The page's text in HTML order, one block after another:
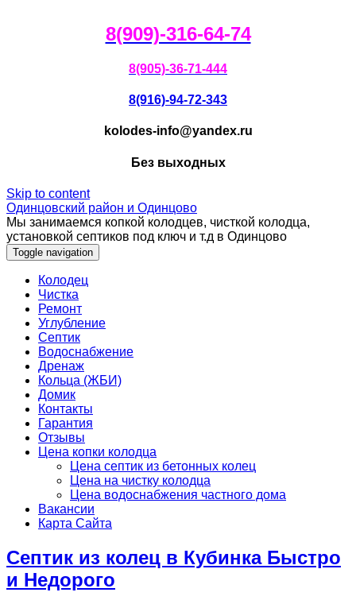
8(909)-316-64-74
8(905)-36-71-444
8(916)-94-72-343
kolodes-info@yandex.ru
Без выходных
Skip to content
Одинцовский район и Одинцово
Мы занимаемся копкой колодцев, чисткой колодца,
установкой септиков под ключ и т.д в Одинцово
Toggle navigation
Колодец
Чистка
Ремонт
Углубление
Септик
Водоснабжение
Дренаж
Кольца (ЖБИ)
Домик
Контакты
Гарантия
Отзывы
Цена копки колодца
Цена септик из бетонных колец
Цена на чистку колодца
Цена водоснабжения частного дома
Вакансии
Карта Сайта
Септик из колец в Кубинка Быстро
и Недорого